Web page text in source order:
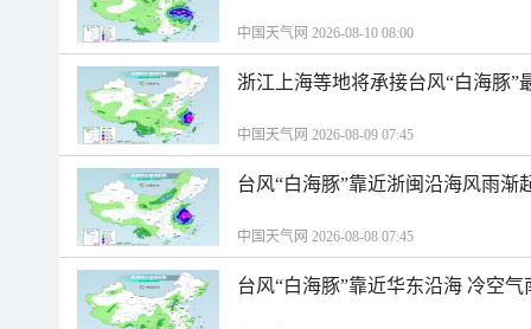
中国天气网 2026-08-10 08:00
浙江上海等地将承接台风“白海豚”
中国天气网 2026-08-09 07:45
台风“白海豚”靠近浙闽沿海风雨渐
中国天气网 2026-08-08 07:45
台风“白海豚”靠近华东沿海 冷空